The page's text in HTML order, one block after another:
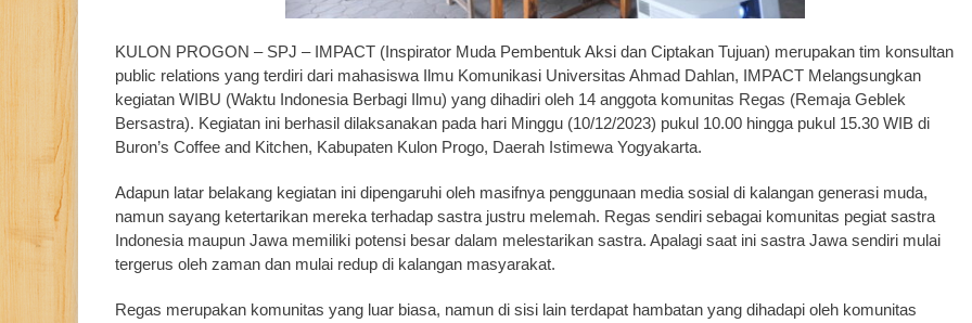
KULON PROGON – SPJ – IMPACT (Inspirator Muda Pembentuk Aksi dan Ciptakan Tujuan) merupakan tim konsultan
public relations yang terdiri dari mahasiswa Ilmu Komunikasi Universitas Ahmad Dahlan, IMPACT Melangsungkan
kegiatan WIBU (Waktu Indonesia Berbagi Ilmu) yang dihadiri oleh 14 anggota komunitas Regas (Remaja Geblek
Bersastra). Kegiatan ini berhasil dilaksanakan pada hari Minggu (10/12/2023) pukul 10.00 hingga pukul 15.30 WIB di
Buron’s Coffee and Kitchen, Kabupaten Kulon Progo, Daerah Istimewa Yogyakarta.
Adapun latar belakang kegiatan ini dipengaruhi oleh masifnya penggunaan media sosial di kalangan generasi muda,
namun sayang ketertarikan mereka terhadap sastra justru melemah. Regas sendiri sebagai komunitas pegiat sastra
Indonesia maupun Jawa memiliki potensi besar dalam melestarikan sastra. Apalagi saat ini sastra Jawa sendiri mulai
tergerus oleh zaman dan mulai redup di kalangan masyarakat.
Regas merupakan komunitas yang luar biasa, namun di sisi lain terdapat hambatan yang dihadapi oleh komunitas